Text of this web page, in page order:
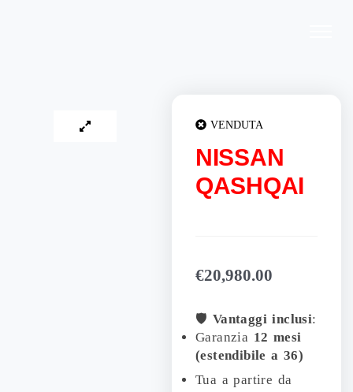
VENDUTA
NISSAN
QASHQAI
€20,980.00
🛡️ Vantaggi inclusi:
Garanzia 12 mesi
(estendibile a 36)
Tua a partire da